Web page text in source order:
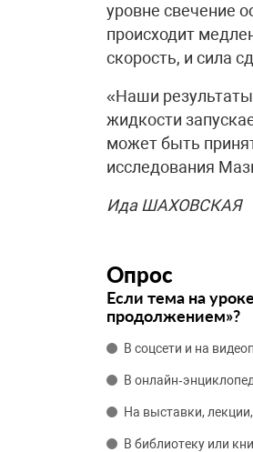
уровне свечение
происходит
скорость, и сила
«Наши
жидкости
может быть
исследования
Ида ШАХОВСКАЯ
Опрос
Если тема на
продолжением»?
В соцсети и на
В
На выставки,
В библиотеку или